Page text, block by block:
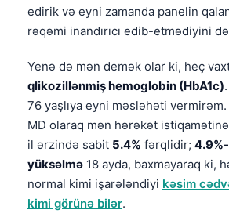
edirik və eyni zamanda panelin
rəqəmi inandırıcı edib-etmədiyini də
Yenə də mən demək olar ki, heç
qlikozillənmiş hemoglobin (HbA1c)
76 yaşlıya eyni məsləhəti
MD olaraq mən hərəkət
il ərzində sabit 5.4% fərqlidir;
yüksəlmə 18 ayda, baxmayaraq ki,
normal kimi işarələndiyi kəsim
kimi görünə bilər.